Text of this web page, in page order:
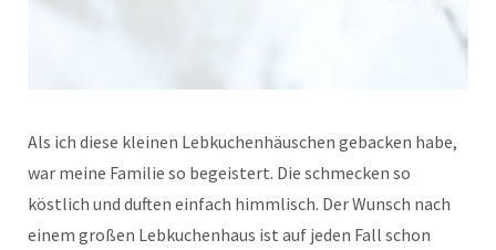
Als ich diese kleinen Lebkuchenhäuschen gebacken habe,
war meine Familie so begeistert. Die schmecken so
köstlich und duften einfach himmlisch. Der Wunsch nach
einem großen Lebkuchenhaus ist auf jeden Fall schon